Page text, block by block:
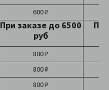
600 ₽
При заказе до 6500
руб
800 ₽
800 ₽
800 ₽